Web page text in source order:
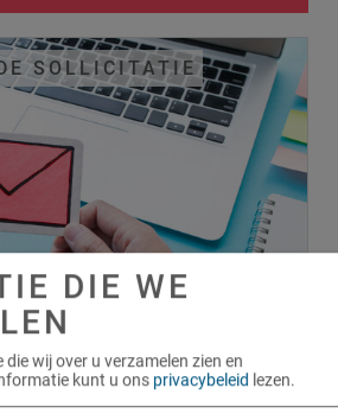
SOLLICITATIE
DIE WE
wij over u verzamelen zien en
kunt u ons privacybeleid lezen.